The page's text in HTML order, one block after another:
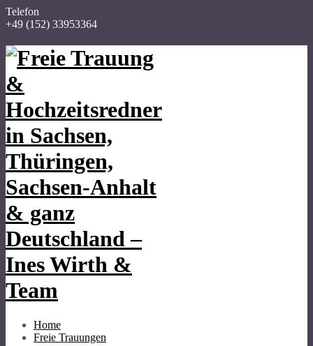
Telefon
+49 (152) 33953364
Home
Freie Trauungen